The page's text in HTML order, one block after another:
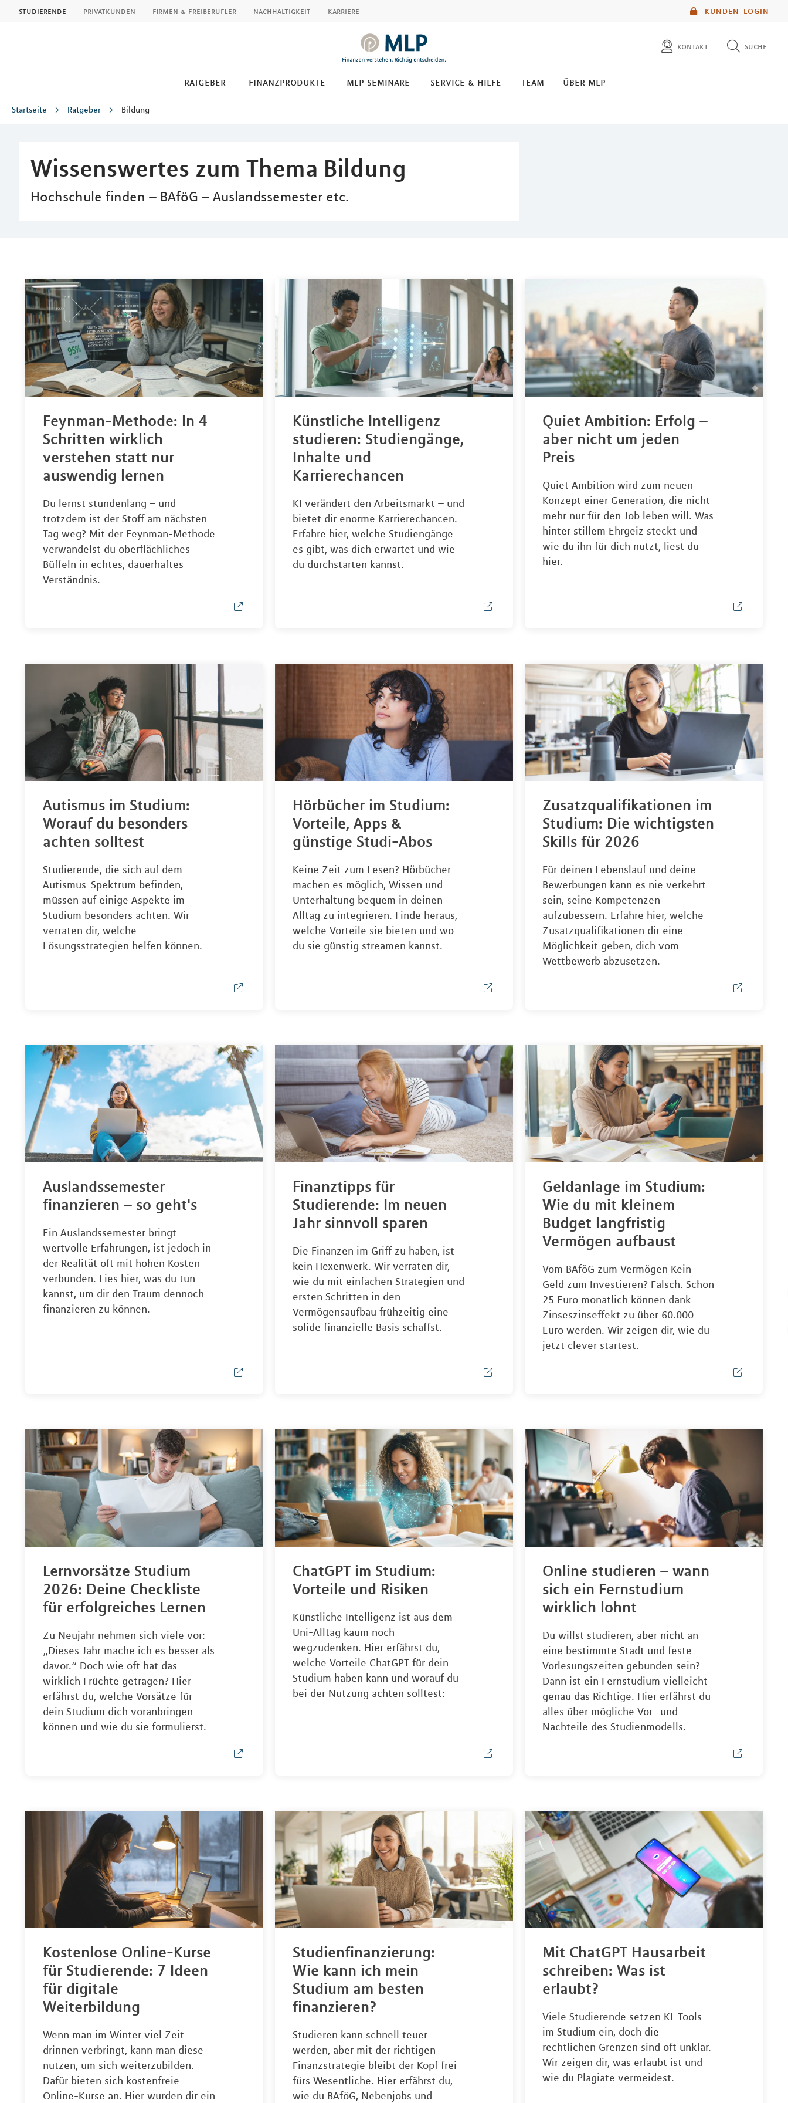
KUNDEN-LOGIN
studierende privatkunden firmen & freiberufler nachhaltigkeit karriere
kontakt suche
ratgeber finanzprodukte mlp seminare service & hilfe team über mlp
Startseite Ratgeber Bildung
Wissenswertes zum Thema Bildung
Hochschule finden – BAföG – Auslandssemester etc.
Feynman-Methode: In 4
Schritten wirklich
verstehen statt nur
auswendig lernen
Du lernst stundenlang – und
trotzdem ist der Stoff am nächsten
Tag weg? Mit der Feynman-Methode
verwandelst du oberflächliches
Büffeln in echtes, dauerhaftes
Verständnis.
Künstliche Intelligenz
studieren: Studiengänge,
Inhalte und
Karrierechancen
KI verändert den Arbeitsmarkt – und
bietet dir enorme Karrierechancen.
Erfahre hier, welche Studiengänge
es gibt, was dich erwartet und wie
du durchstarten kannst.
Quiet Ambition: Erfolg –
aber nicht um jeden
Preis
Quiet Ambition wird zum neuen
Konzept einer Generation, die nicht
mehr nur für den Job leben will. Was
hinter stillem Ehrgeiz steckt und
wie du ihn für dich nutzt, liest du
hier.
Autismus im Studium:
Worauf du besonders
achten solltest
Studierende, die sich auf dem
Autismus-Spektrum befinden,
müssen auf einige Aspekte im
Studium besonders achten. Wir
verraten dir, welche
Lösungsstrategien helfen können.
Hörbücher im Studium:
Vorteile, Apps &
günstige Studi-Abos
Keine Zeit zum Lesen? Hörbücher
machen es möglich, Wissen und
Unterhaltung bequem in deinen
Alltag zu integrieren. Finde heraus,
welche Vorteile sie bieten und wo
du sie günstig streamen kannst.
Zusatzqualifikationen im
Studium: Die wichtigsten
Skills für 2026
Für deinen Lebenslauf und deine
Bewerbungen kann es nie verkehrt
sein, seine Kompetenzen
aufzubessern. Erfahre hier, welche
Zusatzqualifikationen dir eine
Möglichkeit geben, dich vom
Wettbewerb abzusetzen.
Auslandssemester
finanzieren – so geht's
Ein Auslandssemester bringt
wertvolle Erfahrungen, ist jedoch in
der Realität oft mit hohen Kosten
verbunden. Lies hier, was du tun
kannst, um dir den Traum dennoch
finanzieren zu können.
Finanztipps für
Studierende: Im neuen
Jahr sinnvoll sparen
Die Finanzen im Griff zu haben, ist
kein Hexenwerk. Wir verraten dir,
wie du mit einfachen Strategien und
ersten Schritten in den
Vermögensaufbau frühzeitig eine
solide finanzielle Basis schaffst.
Geldanlage im Studium:
Wie du mit kleinem
Budget langfristig
Vermögen aufbaust
Vom BAföG zum Vermögen Kein
Geld zum Investieren? Falsch. Schon
25 Euro monatlich können dank
Zinseszinseffekt zu über 60.000
Euro werden. Wir zeigen dir, wie du
jetzt clever startest.
Lernvorsätze Studium
2026: Deine Checkliste
für erfolgreiches Lernen
Zu Neujahr nehmen sich viele vor:
„Dieses Jahr mache ich es besser als
davor.“ Doch wie oft hat das
wirklich Früchte getragen? Hier
erfährst du, welche Vorsätze für
dein Studium dich voranbringen
können und wie du sie formulierst.
ChatGPT im Studium:
Vorteile und Risiken
Künstliche Intelligenz ist aus dem
Uni-Alltag kaum noch
wegzudenken. Hier erfährst du,
welche Vorteile ChatGPT für dein
Studium haben kann und worauf du
bei der Nutzung achten solltest:
Online studieren – wann
sich ein Fernstudium
wirklich lohnt
Du willst studieren, aber nicht an
eine bestimmte Stadt und feste
Vorlesungszeiten gebunden sein?
Dann ist ein Fernstudium vielleicht
genau das Richtige. Hier erfährst du
alles über mögliche Vor- und
Nachteile des Studienmodells.
Kostenlose Online-Kurse
für Studierende: 7 Ideen
für digitale
Weiterbildung
Wenn man im Winter viel Zeit
drinnen verbringt, kann man diese
nutzen, um sich weiterzubilden.
Dafür bieten sich kostenfreie
Online-Kurse an. Hier wurden dir ein
Studienfinanzierung:
Wie kann ich mein
Studium am besten
finanzieren?
Studieren kann schnell teuer
werden, aber mit der richtigen
Finanzstrategie bleibt der Kopf frei
fürs Wesentliche. Hier erfährst du,
wie du BAföG, Nebenjobs und
Mit ChatGPT Hausarbeit
schreiben: Was ist
erlaubt?
Viele Studierende setzen KI-Tools
im Studium ein, doch die
rechtlichen Grenzen sind oft unklar.
Wir zeigen dir, was erlaubt ist und
wie du Plagiate vermeidest.